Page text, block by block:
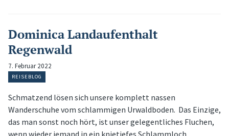
Dominica Landaufenthalt
Regenwald
7. Februar 2022
REISEBLOG
Schmatzend lösen sich unsere komplett nassen
Wanderschuhe vom schlammigen Urwaldboden. Das Einzige,
das man sonst noch hört, ist unser gelegentliches Fluchen,
wenn wieder jemand in ein knietiefes Schlammloch